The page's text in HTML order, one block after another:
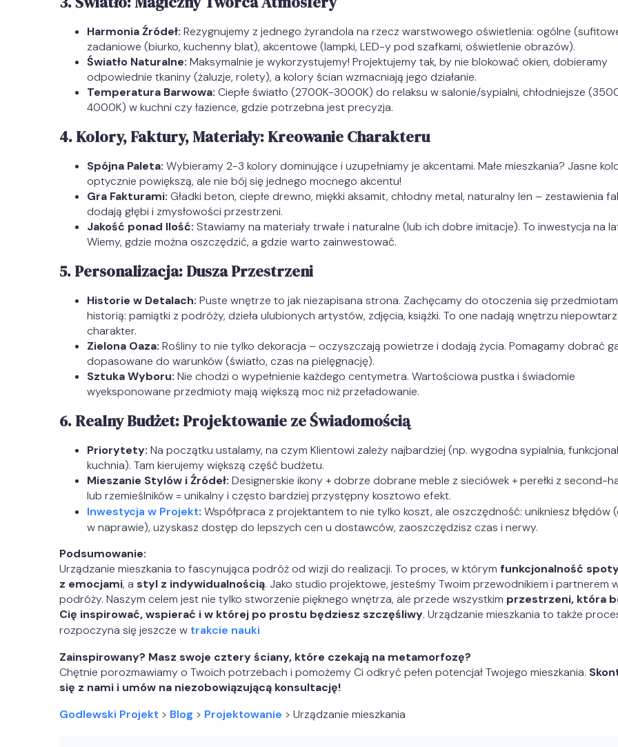
Harmonia Źródeł: Rezygnujemy z jednego żyrandola na rzecz warstwowego oświetlenia: ogólne
zadaniowe (biurko, kuchenny blat), akcentowe (lampki, LED-y pod szafkami, oświetlenie obrazów).
Światło Naturalne: Maksymalnie je wykorzystujemy! Projektujemy tak, by nie blokować okien, dobieramy
odpowiednie tkaniny (żaluzje, rolety), a kolory ścian wzmacniają jego działanie.
Temperatura Barwowa: Ciepłe światło (2700K-3000K) do relaksu w salonie/sypialni, chłodniejsze
4000K) w kuchni czy łazience, gdzie potrzebna jest precyzja.
4. Kolory, Faktury, Materiały: Kreowanie Charakteru
Spójna Paleta: Wybieramy 2-3 kolory dominujące i uzupełniamy je akcentami. Małe mieszkania? Jasne
optycznie powiększą, ale nie bój się jednego mocnego akcentu!
Gra Fakturami: Gładki beton, ciepłe drewno, miękki aksamit, chłodny metal, naturalny len – zestawienia
dodają głębi i zmysłowości przestrzeni.
Jakość ponad Ilość: Stawiamy na materiały trwałe i naturalne (lub ich dobre imitacje). To inwestycja na
Wiemy, gdzie można oszczędzić, a gdzie warto zainwestować.
5. Personalizacja: Dusza Przestrzeni
Historie w Detalach: Puste wnętrze to jak niezapisana strona. Zachęcamy do otoczenia się
historią: pamiątki z podróży, dzieła ulubionych artystów, zdjęcia, książki. To one nadają wnętrzu
charakter.
Zielona Oaza: Rośliny to nie tylko dekoracja – oczyszczają powietrze i dodają życia. Pomagamy dobrać
dopasowane do warunków (światło, czas na pielęgnację).
Sztuka Wyboru: Nie chodzi o wypełnienie każdego centymetra. Wartościowa pustka i świadomie
wyeksponowane przedmioty mają większą moc niż przeładowanie.
6. Realny Budżet: Projektowanie ze Świadomością
Priorytety: Na początku ustalamy, na czym Klientowi zależy najbardziej (np. wygodna sypialnia,
kuchnia). Tam kierujemy większą część budżetu.
Mieszanie Stylów i Źródeł: Designerskie ikony + dobrze dobrane meble z sieciówek + perełki z second-
lub rzemieślników = unikalny i często bardziej przystępny kosztowo efekt.
Inwestycja w Projekt: Współpraca z projektantem to nie tylko koszt, ale oszczędność: unikniesz błędów
w naprawie), uzyskasz dostęp do lepszych cen u dostawców, zaoszczędzisz czas i nerwy.
Podsumowanie:
Urządzanie mieszkania to fascynująca podróż od wizji do realizacji. To proces, w którym funkcjonalność
z emocjami, a styl z indywidualnością. Jako studio projektowe, jesteśmy Twoim przewodnikiem i partnerem
podróży. Naszym celem jest nie tylko stworzenie pięknego wnętrza, ale przede wszystkim przestrzeni, która
Cię inspirować, wspierać i w której po prostu będziesz szczęśliwy. Urządzanie mieszkania to także
rozpoczyna się jeszcze w trakcie nauki
Zainspirowany? Masz swoje cztery ściany, które czekają na metamorfozę?
Chętnie porozmawiamy o Twoich potrzebach i pomożemy Ci odkryć pełen potencjał Twojego mieszkania.
się z nami i umów na niezobowiązującą konsultację!
Godlewski Projekt > Blog > Projektowanie > Urządzanie mieszkania